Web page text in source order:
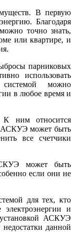
В первую
Благодаря
точно знать,
или квартире, и
парниковых
использовать
можно
в любое время и
К ним относится
АСКУЭ может быть
все счетчики
может быть
если они не
для тех, кто
электроэнергии и
АСКУЭ
данной